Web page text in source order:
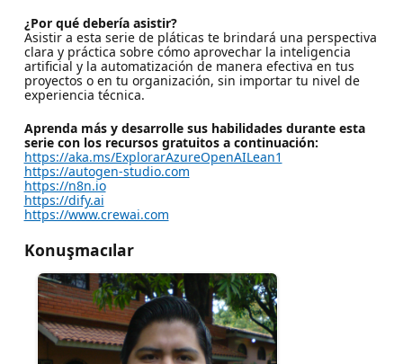
¿Por qué debería asistir?
Asistir a esta serie de pláticas te brindará una perspectiva
clara y práctica sobre cómo aprovechar la inteligencia
artificial y la automatización de manera efectiva en tus
proyectos o en tu organización, sin importar tu nivel de
experiencia técnica.
Aprenda más y desarrolle sus habilidades durante esta
serie con los recursos gratuitos a continuación:
https://aka.ms/ExplorarAzureOpenAILean1
https://autogen-studio.com
https://n8n.io
https://dify.ai
https://www.crewai.com
Konuşmacılar